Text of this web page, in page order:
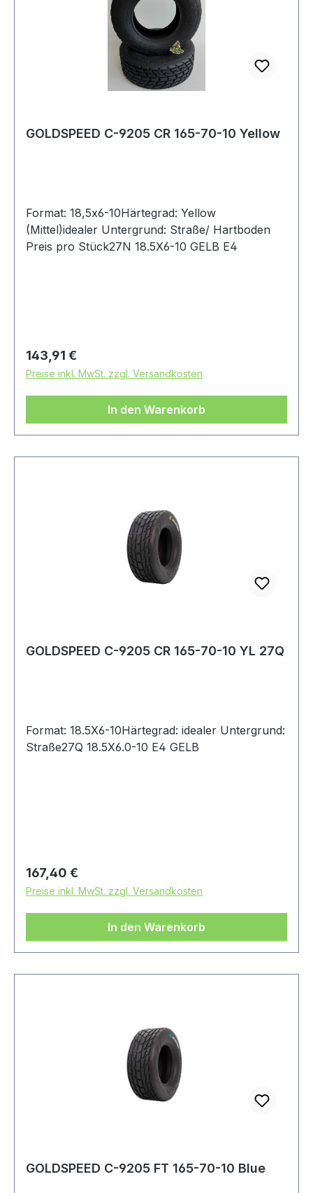
GOLDSPEED C-9205 CR 165-70-10 Yellow
Format: 18,5x6-10Härtegrad: Yellow
(Mittel)idealer Untergrund: Straße/ Hartboden
Preis pro Stück27N 18.5X6-10 GELB E4
Regulärer Preis:
143,91 €
Preise inkl. MwSt. zzgl. Versandkosten
In den Warenkorb
GOLDSPEED C-9205 CR 165-70-10 YL 27Q
Format: 18.5X6-10Härtegrad: idealer Untergrund:
Straße27Q 18.5X6.0-10 E4 GELB
Regulärer Preis:
167,40 €
Preise inkl. MwSt. zzgl. Versandkosten
In den Warenkorb
GOLDSPEED C-9205 FT 165-70-10 Blue